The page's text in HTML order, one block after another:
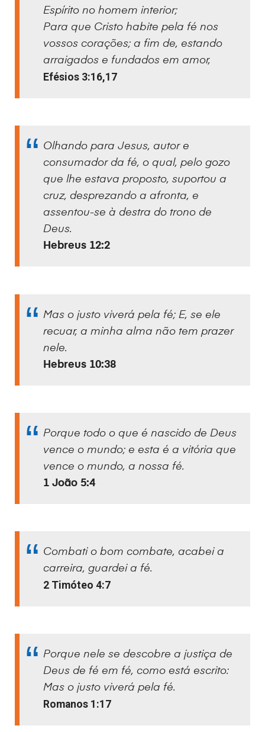
Espírito no homem interior;
Para que Cristo habite pela fé nos
vossos corações; a fim de, estando
arraigados e fundados em amor,
Efésios 3:16,17
Olhando para Jesus, autor e
consumador da fé, o qual, pelo gozo
que lhe estava proposto, suportou a
cruz, desprezando a afronta, e
assentou-se à destra do trono de
Deus.
Hebreus 12:2
Mas o justo viverá pela fé; E, se ele
recuar, a minha alma não tem prazer
nele.
Hebreus 10:38
Porque todo o que é nascido de Deus
vence o mundo; e esta é a vitória que
vence o mundo, a nossa fé.
1 João 5:4
Combati o bom combate, acabei a
carreira, guardei a fé.
2 Timóteo 4:7
Porque nele se descobre a justiça de
Deus de fé em fé, como está escrito:
Mas o justo viverá pela fé.
Romanos 1:17